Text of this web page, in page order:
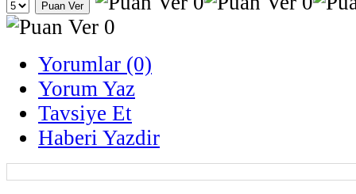
Yorumlar (0)
Yorum Yaz
Tavsiye Et
Haberi Yazdir